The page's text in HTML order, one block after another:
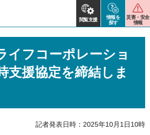
閲覧支援
情報を
探す
災害・安全
情報
イフコーポレーショ
支援協定を締結しま
記者発表日時：2025年10月1日10時